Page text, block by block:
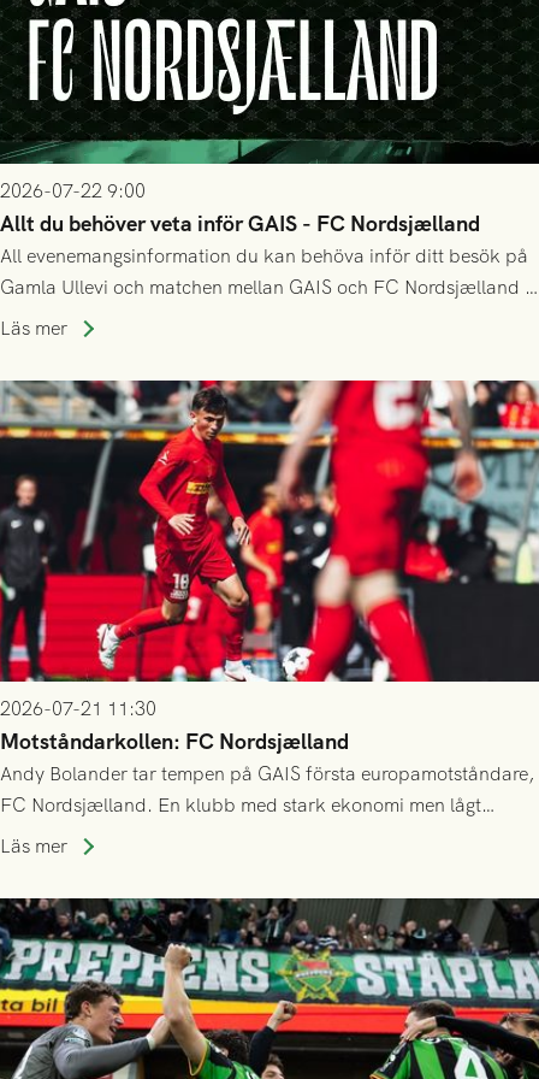
2026-07-22 9:00
Allt du behöver veta inför GAIS - FC Nordsjælland
All evenemangsinformation du kan behöva inför ditt besök på
Gamla Ullevi och matchen mellan GAIS och FC Nordsjælland i
kvalet till Conference League! Avspark kl 19.00 på torsdag
Läs mer
2026-07-21 11:30
Motståndarkollen: FC Nordsjælland
Andy Bolander tar tempen på GAIS första europamotståndare,
FC Nordsjælland. En klubb med stark ekonomi men lågt
publiksnitt, ett lag med både kollektiv styrka och individuell
Läs mer